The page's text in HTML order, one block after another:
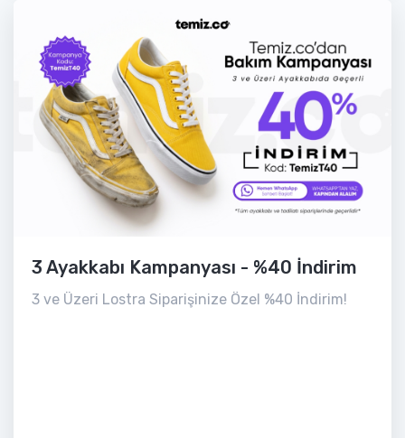
3 Ayakkabı Kampanyası - %40 İndirim
3 ve Üzeri Lostra Siparişinize Özel %40 İndirim!